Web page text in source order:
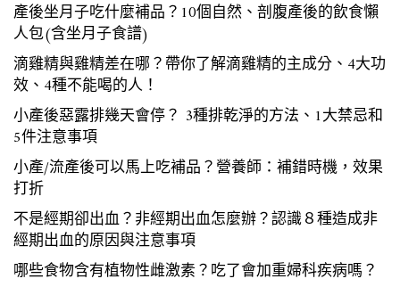
產後坐月子吃什麼補品？10個自然、剖腹產後的飲食懶
人包(含坐月子食譜)
滴雞精與雞精差在哪？帶你了解滴雞精的主成分、4大功
效、4種不能喝的人！
小產後惡露排幾天會停？ 3種排乾淨的方法、1大禁忌和
5件注意事項
小產/流產後可以馬上吃補品？營養師：補錯時機，效果
打折
不是經期卻出血？非經期出血怎麼辦？認識８種造成非
經期出血的原因與注意事項
哪些食物含有植物性雌激素？吃了會加重婦科疾病嗎？